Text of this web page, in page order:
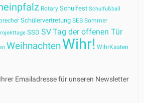
Rotary Schulfest Schulfußball
Schülervertretung SEB Sommer
SSD SVTag der offenen Tür
WeihnachtenWihr! WihrKasten
Emailadresse für unseren Newsletter